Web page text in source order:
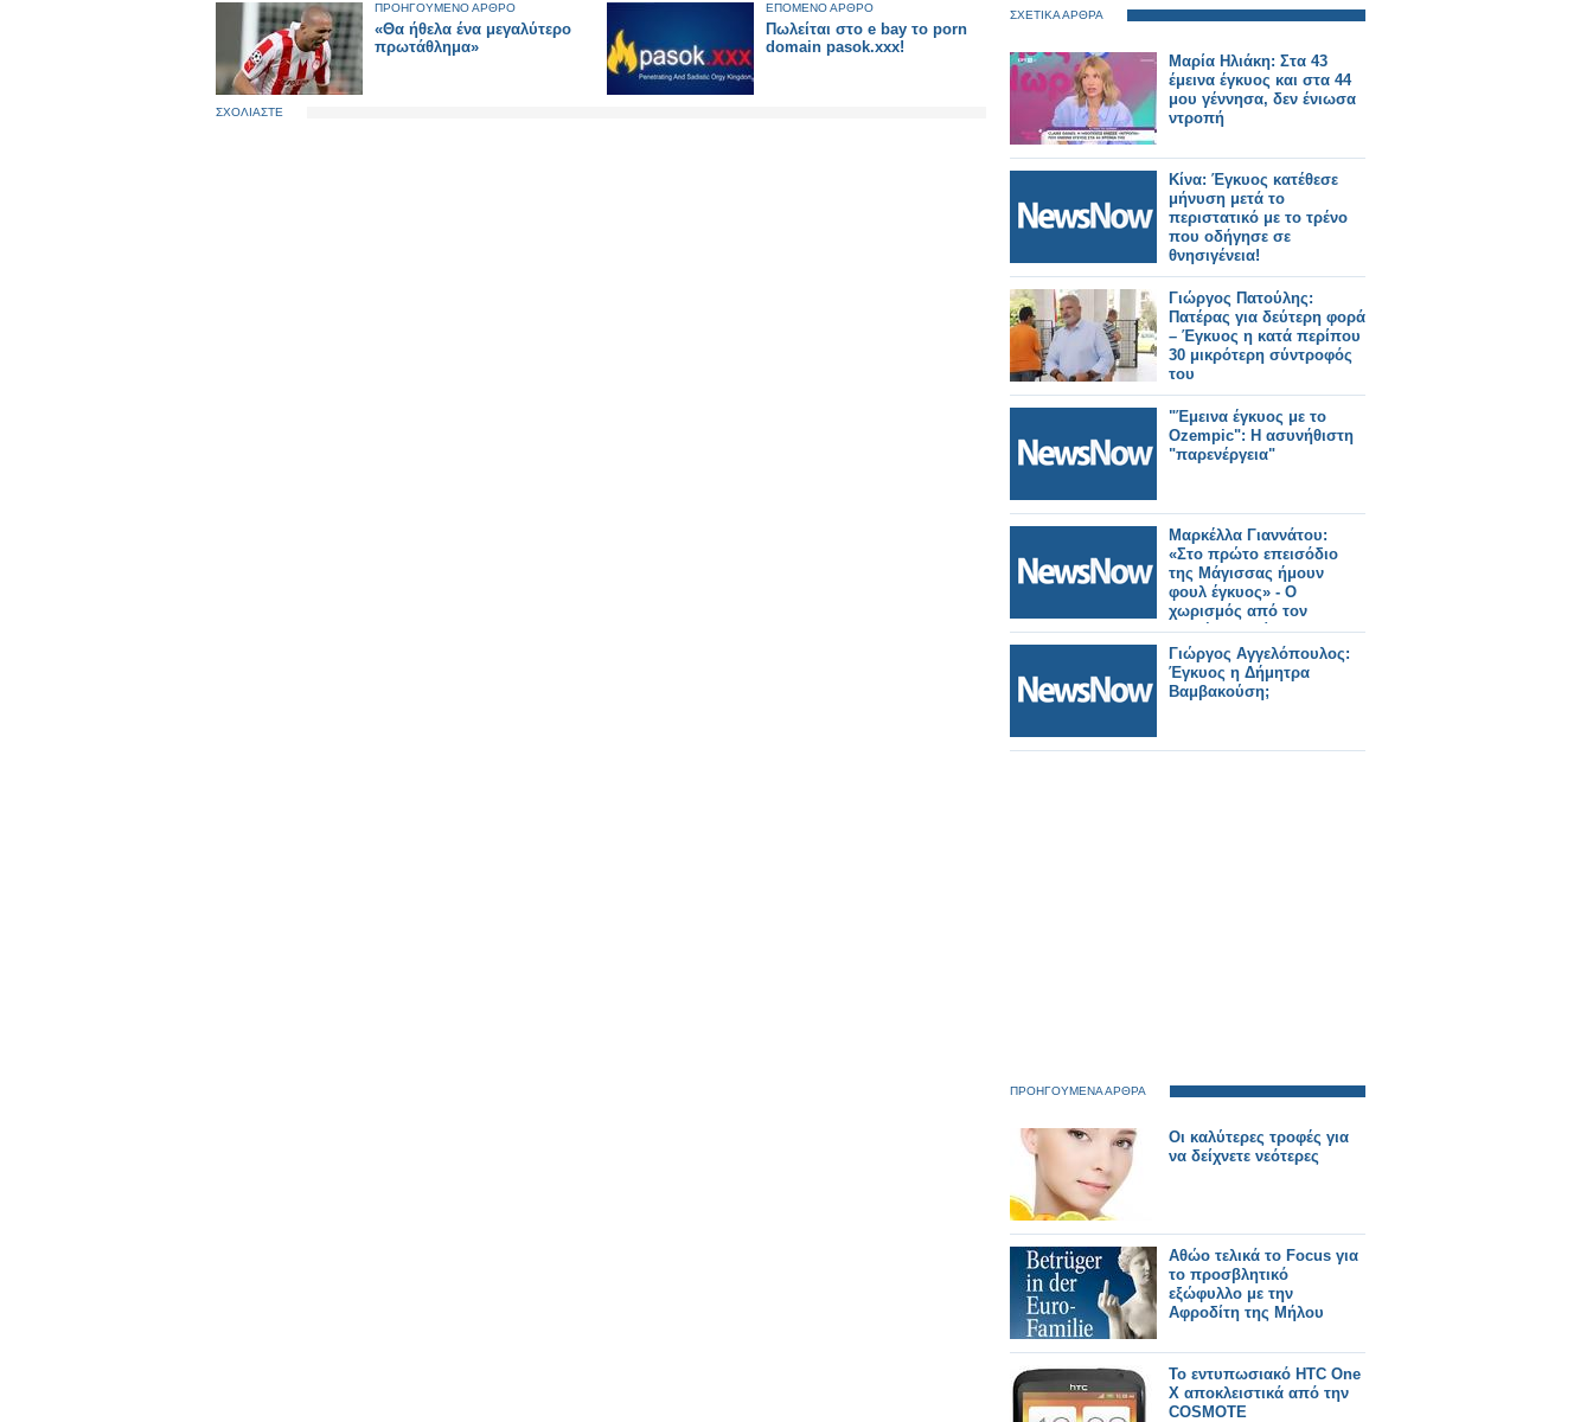
ΠΡΟΗΓΟΥΜΕΝΟ ΑΡΘΡΟ
«Θα ήθελα ένα μεγαλύτερο
πρωτάθλημα»
ΕΠΟΜΕΝΟ ΑΡΘΡΟ
Πωλείται στο e bay το porn
domain pasok.xxx!
ΣΧΟΛΙΑΣΤΕ
ΣΧΕΤΙΚΑ ΑΡΘΡΑ
Μαρία Ηλιάκη: Στα 43
έμεινα έγκυος και στα 44
μου γέννησα, δεν ένιωσα
ντροπή
Κίνα: Έγκυος κατέθεσε
μήνυση μετά το
περιστατικό με το τρένο
που οδήγησε σε
θνησιγένεια!
Γιώργος Πατούλης:
Πατέρας για δεύτερη φορά
– Έγκυος η κατά περίπου
30 μικρότερη σύντροφός
του
"Έμεινα έγκυος με το
Ozempic": Η ασυνήθιστη
"παρενέργεια"
Μαρκέλλα Γιαννάτου:
«Στο πρώτο επεισόδιο
της Μάγισσας ήμουν
φουλ έγκυος» - Ο
χωρισμός από τον
Λευτέρη Χαρίτο
Γιώργος Αγγελόπουλος:
Έγκυος η Δήμητρα
Βαμβακούση;
ΠΡΟΗΓΟΥΜΕΝΑ ΑΡΘΡΑ
Οι καλύτερες τροφές για
να δείχνετε νεότερες
Αθώο τελικά το Focus για
το προσβλητικό
εξώφυλλο με την
Αφροδίτη της Μήλου
Το εντυπωσιακό HTC One
X αποκλειστικά από την
COSMOTE